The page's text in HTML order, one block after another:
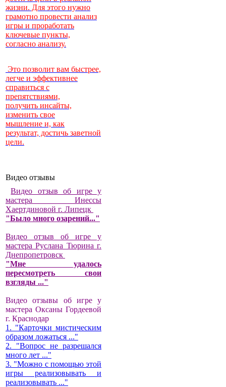
жизни. Для этого нужно
грамотно провести анализ
игры и проработать
ключевые пункты,
согласно анализу.
Это позволит вам быстрее,
легче и эффективнее
справиться с
препятствиями,
получить инсайты,
изменить свое
мышление и, как
результат, достичь заветной
цели.
Видео отзывы
Видео отзыв об игре у
мастера Инессы
Хаертдиновой г. Липецк
"Было много озарений..."
Видео отзыв об игре у
мастера Руслана Тюрина г.
Днепропетровск
"Мне удалось
пересмотреть свои
взгляды ..."
Видео отзывы об игре у
мастера Оксаны Гордеевой
г. Краснодар
1. "Карточки мистическим
образом ложаться ..."
2. "Вопрос не разрешался
много лет ..."
3. "Можно с помощью этой
игры реализовывать и
реализовывать ..."